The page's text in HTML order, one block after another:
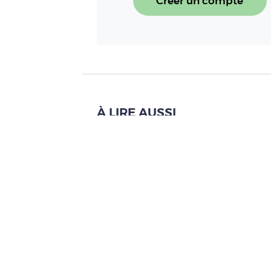
À LIRE AUSSI